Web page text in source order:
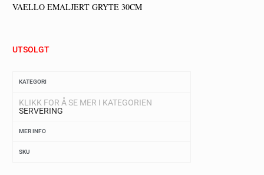
VAELLO EMALJERT GRYTE 30CM
UTSOLGT
KATEGORI
KLIKK FOR Å SE MER I KATEGORIEN
SERVERING
MER INFO
SKU